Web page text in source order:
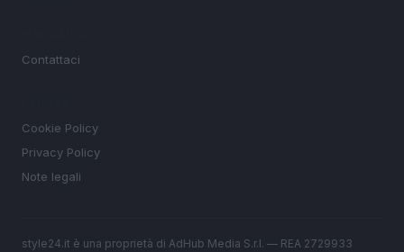
Contattaci
Cookie Policy
Privacy Policy
Note legali
style24.it è una proprietà di AdHub Media S.r.l. — REA 2729933